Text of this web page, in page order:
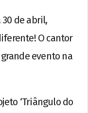
de abril,
O cantor
evento na
‘Triângulo do